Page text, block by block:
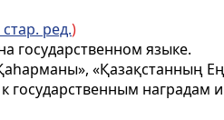
ред.)
государственном языке.
«Қазақстанның
наградам